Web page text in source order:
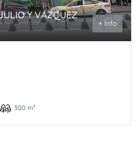
Y VÁZQUEZ
+ Info
300 m²